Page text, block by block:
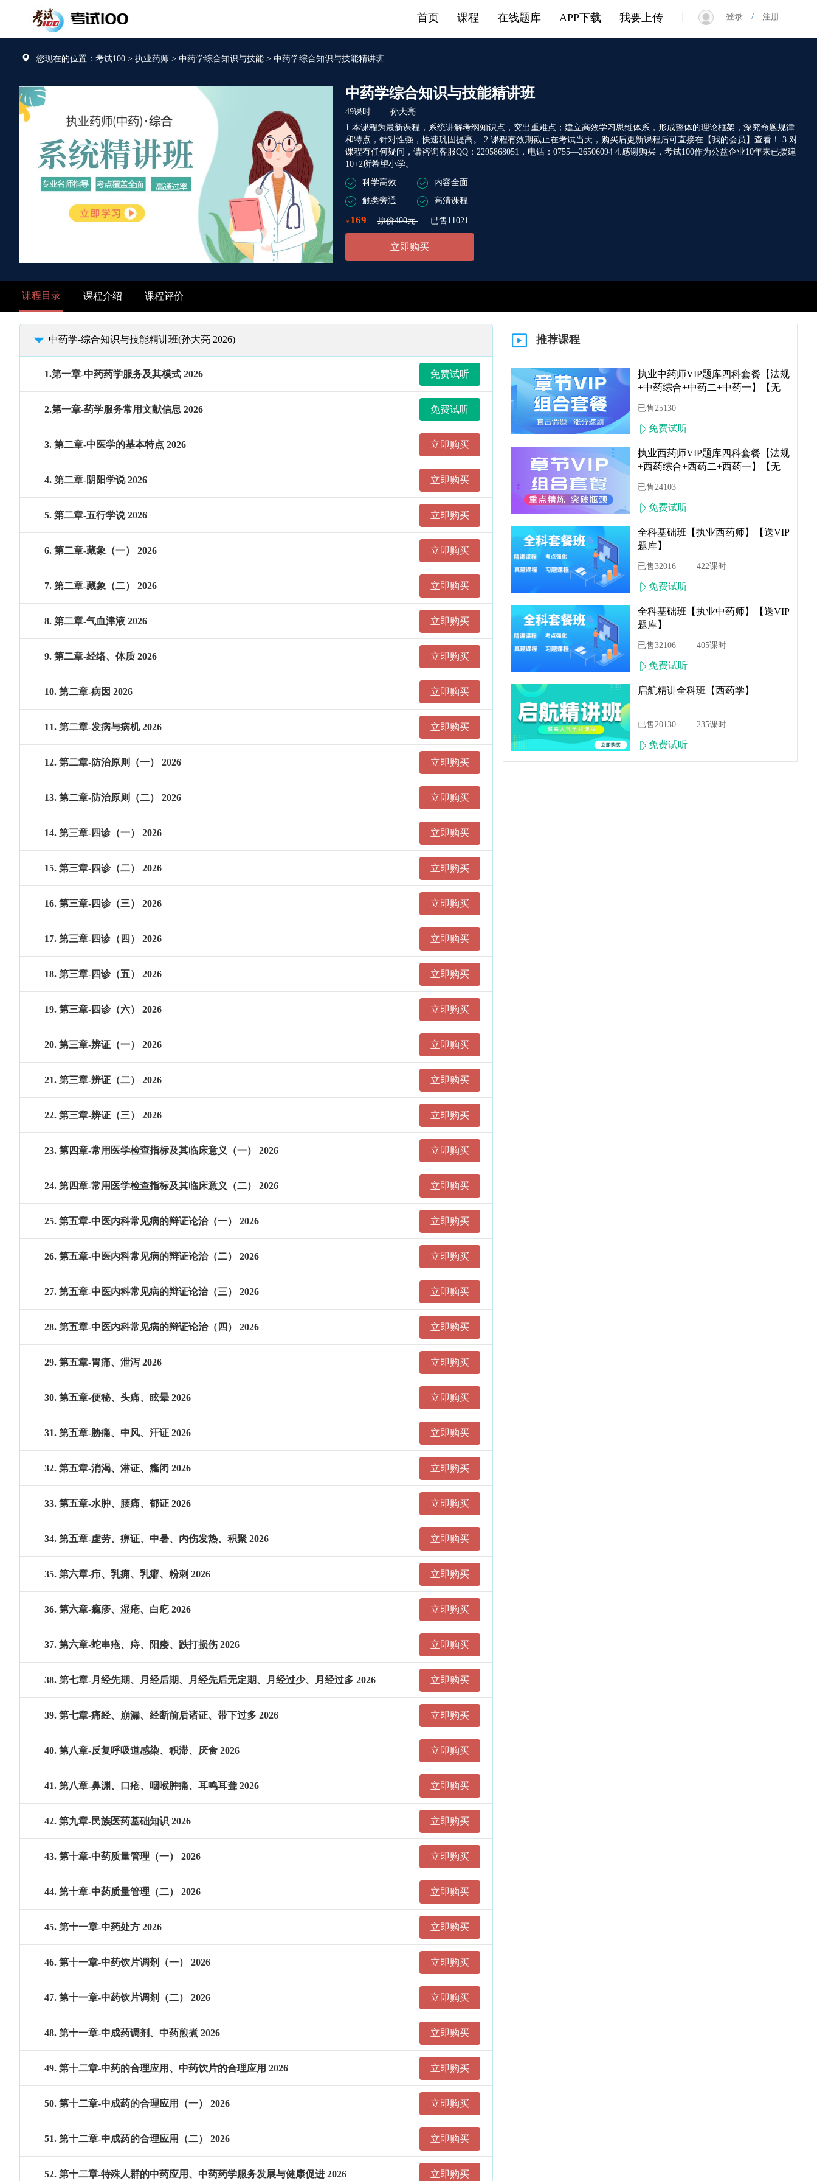
登录 / 注册
我要上传
APP下载
在线题库
课程
首页
您现在的位置：考试100 > 执业药师 > 中药学综合知识与技能 > 中药学综合知识与技能精讲班
中药学综合知识与技能精讲班
49课时 孙大亮
1.本课程为最新课程，系统讲解考纲知识点，突出重难点；建立高效学习思维体系，形成整体的理论框架，深究命题规律
和特点，针对性强，快速巩固提高。 2.课程有效期截止在考试当天，购买后更新课程后可直接在【我的会员】查看！ 3.对
课程有任何疑问，请咨询客服QQ：2295868051，电话：0755—26506094 4.感谢购买，考试100作为公益企业10年来已援建
10+2所希望小学。
科学高效
内容全面
触类旁通
高清课程
￥ 169 原价400元 已售11021
立即购买
课程目录 课程介绍 课程评价
推荐课程
执业中药师VIP题库四科套餐【法规
+中药综合+中药二+中药一】【无
已售25130
免费试听
执业西药师VIP题库四科套餐【法规
+西药综合+西药二+西药一】【无
已售24103
免费试听
全科基础班【执业西药师】【送VIP
题库】
已售32016 422课时
免费试听
全科基础班【执业中药师】【送VIP
题库】
已售32106 405课时
免费试听
启航精讲全科班【西药学】
已售20130 235课时
免费试听
中药学-综合知识与技能精讲班(孙大亮 2026)
1.第一章-中药药学服务及其模式 2026 免费试听
2.第一章-药学服务常用文献信息 2026 免费试听
3. 第二章-中医学的基本特点 2026 立即购买
4. 第二章-阴阳学说 2026 立即购买
5. 第二章-五行学说 2026 立即购买
6. 第二章-藏象（一） 2026 立即购买
7. 第二章-藏象（二） 2026 立即购买
8. 第二章-气血津液 2026 立即购买
9. 第二章-经络、体质 2026 立即购买
10. 第二章-病因 2026 立即购买
11. 第二章-发病与病机 2026 立即购买
12. 第二章-防治原则（一） 2026 立即购买
13. 第二章-防治原则（二） 2026 立即购买
14. 第三章-四诊（一） 2026 立即购买
15. 第三章-四诊（二） 2026 立即购买
16. 第三章-四诊（三） 2026 立即购买
17. 第三章-四诊（四） 2026 立即购买
18. 第三章-四诊（五） 2026 立即购买
19. 第三章-四诊（六） 2026 立即购买
20. 第三章-辨证（一） 2026 立即购买
21. 第三章-辨证（二） 2026 立即购买
22. 第三章-辨证（三） 2026 立即购买
23. 第四章-常用医学检查指标及其临床意义（一） 2026 立即购买
24. 第四章-常用医学检查指标及其临床意义（二） 2026 立即购买
25. 第五章-中医内科常见病的辩证论治（一） 2026 立即购买
26. 第五章-中医内科常见病的辩证论治（二） 2026 立即购买
27. 第五章-中医内科常见病的辩证论治（三） 2026 立即购买
28. 第五章-中医内科常见病的辩证论治（四） 2026 立即购买
29. 第五章-胃痛、泄泻 2026 立即购买
30. 第五章-便秘、头痛、眩晕 2026 立即购买
31. 第五章-胁痛、中风、汗证 2026 立即购买
32. 第五章-消渴、淋证、癃闭 2026 立即购买
33. 第五章-水肿、腰痛、郁证 2026 立即购买
34. 第五章-虚劳、痹证、中暑、内伤发热、积聚 2026 立即购买
35. 第六章-疖、乳痈、乳癖、粉刺 2026 立即购买
36. 第六章-瘾疹、湿疮、白疕 2026 立即购买
37. 第六章-蛇串疮、痔、阳痿、跌打损伤 2026 立即购买
38. 第七章-月经先期、月经后期、月经先后无定期、月经过少、月经过多 2026 立即购买
39. 第七章-痛经、崩漏、经断前后诸证、带下过多 2026 立即购买
40. 第八章-反复呼吸道感染、积滞、厌食 2026 立即购买
41. 第八章-鼻渊、口疮、咽喉肿痛、耳鸣耳聋 2026 立即购买
42. 第九章-民族医药基础知识 2026 立即购买
43. 第十章-中药质量管理（一） 2026 立即购买
44. 第十章-中药质量管理（二） 2026 立即购买
45. 第十一章-中药处方 2026 立即购买
46. 第十一章-中药饮片调剂（一） 2026 立即购买
47. 第十一章-中药饮片调剂（二） 2026 立即购买
48. 第十一章-中成药调剂、中药煎煮 2026 立即购买
49. 第十二章-中药的合理应用、中药饮片的合理应用 2026 立即购买
50. 第十二章-中成药的合理应用（一） 2026 立即购买
51. 第十二章-中成药的合理应用（二） 2026 立即购买
52. 第十二章-特殊人群的中药应用、中药药学服务发展与健康促进 2026 立即购买
课程简介
结合，学透98%知识点！
2.购买后更新课程后可直接在【我的会员】查看！
3.课程综合通过率约95%左右！
1.零基础无规划：夯实基础，有效备考
2.报考门槛提升：系统复习，较快通关
3.自控力较差:线上辅导，因材施教
4.准入条件紧缩:迅速入门，有效备考
教学目标
1.系统精讲，细致把握命题特点和趋势，掌握科学备考技巧！
2.高效课堂，知识点全面，建立高效学习思维体系！
3.讲练结合，突出重难点，熟练掌握考试思路与方法！
教研组
课程安排
每节课时长平均30分钟左右。
下载说明
课程可在线下载后离线播放，因视频课程较大，建议用户在wifi网络